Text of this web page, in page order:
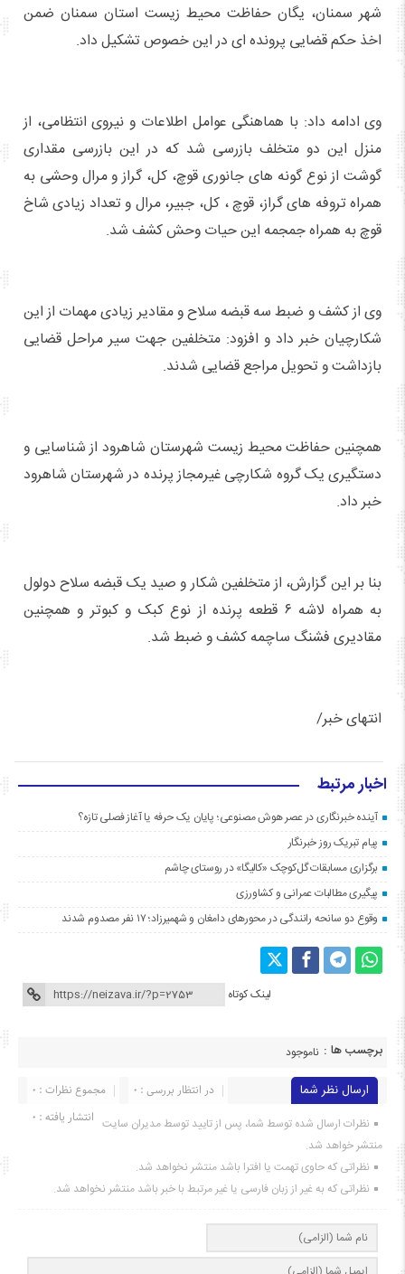
شهر سمنان، یگان حفاظت محیط زیست استان سمنان ضمن
اخذ حکم قضایی پرونده ای در این خصوص تشکیل داد.
وی ادامه داد: با هماهنگی عوامل اطلاعات و نیروی انتظامی، از
منزل این دو متخلف بازرسی شد که در این بازرسی مقداری
گوشت از نوع گونه های جانوری قوچ، کل، گراز و مرال وحشی به
همراه تروفه های گراز، قوچ ، کل، جبیر، مرال و تعداد زیادی شاخ
قوچ به همراه جمجمه این حیات وحش کشف شد.
وی از کشف و ضبط سه قبضه سلاح و مقادیر زیادی مهمات از این
شکارچیان خبر داد و افزود: متخلفین جهت سیر مراحل قضایی
بازداشت و تحویل مراجع قضایی شدند.
همچنین حفاظت محیط زیست شهرستان شاهرود از شناسایی و
دستگیری یک گروه شکارچی غیرمجاز پرنده در شهرستان شاهرود
خبر داد.
بنا بر این گزارش، از متخلفین شکار و صید یک قبضه سلاح دولول
به همراه لاشه ۶ قطعه پرنده از نوع کبک و کبوتر و همچنین
مقادیری فشنگ ساچمه کشف و ضبط شد.
انتهای خبر/
اخبار مرتبط
آینده خبرنگاری در عصر هوش مصنوعی؛ پایان یک حرفه یا آغاز فصلی تازه؟
پیام تبریک روز خبرنگار
برگزاری مسابقات گل‌کوچک «کالیگا» در روستای چاشم
پیگیری مطالبات عمرانی و کشاورزی
وقوع دو سانحه رانندگی در محورهای دامغان و شهمیرزاد؛ ۱۷ نفر مصدوم شدند
لینک کوتاه
برچسب ها : ناموجود
ارسال نظر شما مجموع نظرات : 0
در انتظار بررسی : 0
انتشار یافته : ۰ نظرات ارسال شده توسط شما، پس از تایید توسط مدیران سایت
منتشر خواهد شد.
نظراتی که حاوی تهمت یا افترا باشد منتشر نخواهد شد.
نظراتی که به غیر از زبان فارسی یا غیر مرتبط با خبر باشد منتشر نخواهد شد.